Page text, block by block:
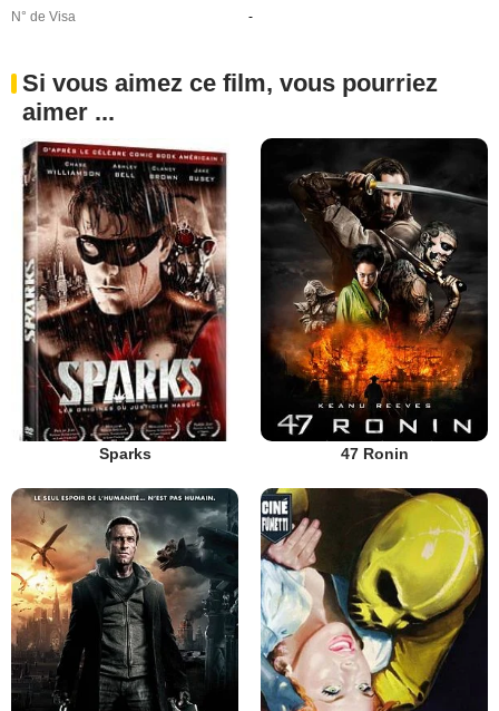
N° de Visa
-
Si vous aimez ce film, vous pourriez
aimer ...
Sparks 47 Ronin